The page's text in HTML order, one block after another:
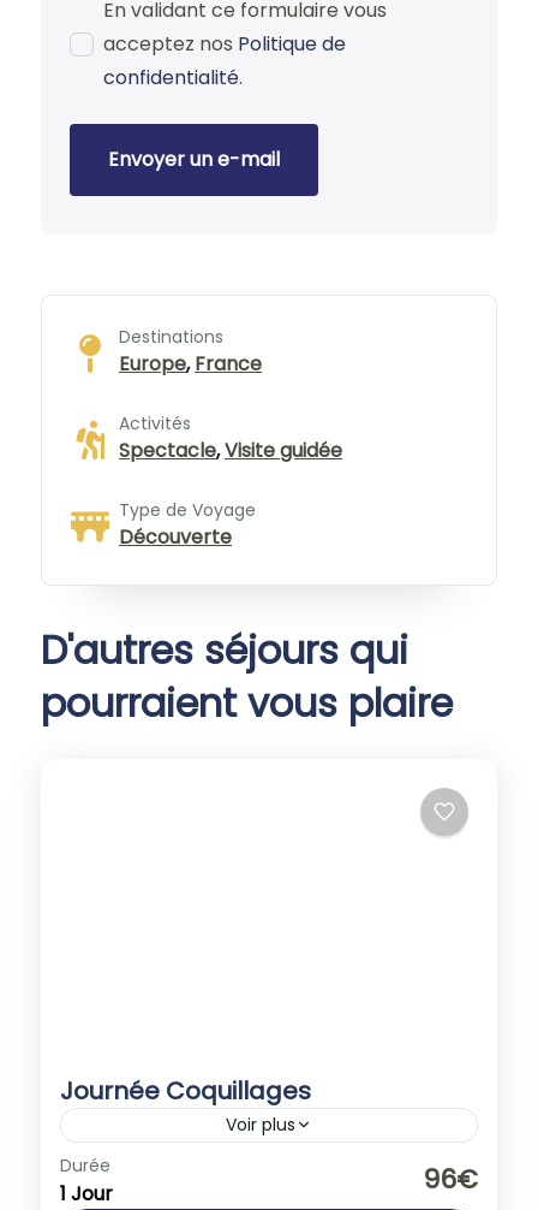
En validant ce formulaire vous
acceptez nos Politique de
confidentialité.
Envoyer un e-mail
Destinations
Europe,France
Activités
Spectacle,Visite guidée
Type de Voyage
Découverte
D'autres séjours qui
pourraient vous plaire
Journée Coquillages
Voir plus
Europe
1-40 People
Durée
1 Jour 96€